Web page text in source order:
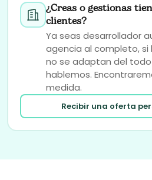
¿Creas o gestionas
clientes?
Ya seas desarrollador
agencia al completo,
no se adaptan del
hablemos.
medida.
Recibir una oferta